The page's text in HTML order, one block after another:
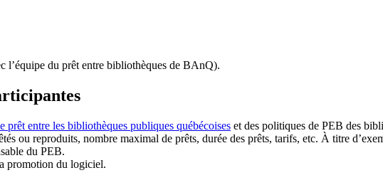
l’équipe du prêt entre bibliothèques de BAnQ).
prêt entre les bibliothèques publiques québécoises et des politiques de PEB des
ou reproduits, nombre maximal de prêts, durée des prêts, tarifs, etc. À titre
du PEB.
promotion du logiciel.